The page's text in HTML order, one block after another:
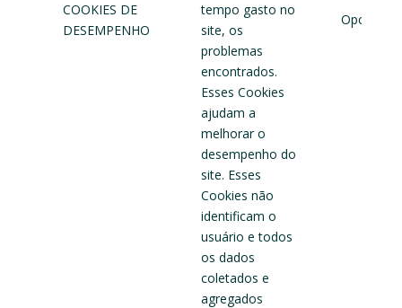
COOKIES DE
DESEMPENHO
tempo gasto no
site, os
problemas
encontrados.
Esses Cookies
ajudam a
melhorar o
desempenho do
site. Esses
Cookies não
identificam o
usuário e todos
os dados
coletados e
agregados
Opcional